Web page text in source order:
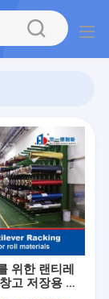
위한 랜티레
고 저장용 래